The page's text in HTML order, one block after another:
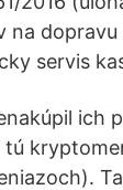
na
servis
ich
tú